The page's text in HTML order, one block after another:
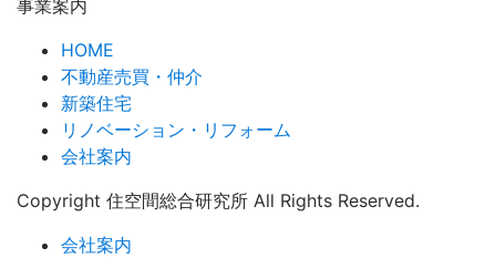
事業案内
HOME
不動産売買・仲介
新築住宅
リノベーション・リフォーム
会社案内
Copyright 住空間総合研究所 All Rights Reserved.
会社案内